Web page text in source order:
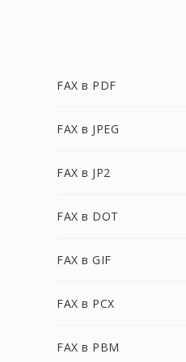
FAX в PDF
FAX в JPEG
FAX в JP2
FAX в DOT
FAX в GIF
FAX в PCX
FAX в PBM